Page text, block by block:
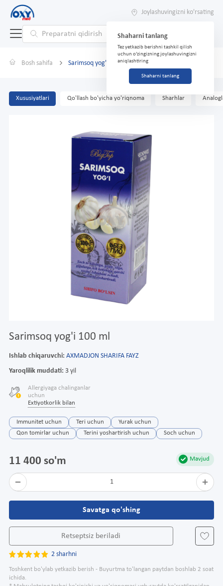
Joylashuvingizni ko'rsating
Shaharni tanlang
Tez yetkazib berishni tashkil qilish
uchun o'zingizning joylashuvingizni
aniqlashtiring
Shaharni tanlang
Bosh sahifa Sarimsoq yog'i 100 ml
Xususiyatlari Qo'llash bo'yicha yo'riqnoma Sharhlar
Sarimsoq yog'i 100 ml
Ishlab chiqaruvchi: AXMADJON SHARIFA FAYZ
Yaroqlilik muddati: 3 yil
Allergiyaga chalinganlar
uchun
Extiyotkorlik bilan
Immunitet uchun Teri uchun
Yurak uchun
Qon tomirlar uchun
Terini yoshartirish uchun Soch uchun
Mavjud
11 400 so'm
1
Savatga qo'shing
Retseptsiz beriladi
2 sharhni
Toshkent bo'ylab yetkazib berish - Buyurtma to'langan paytdan boshlab 2 soat
ichida.